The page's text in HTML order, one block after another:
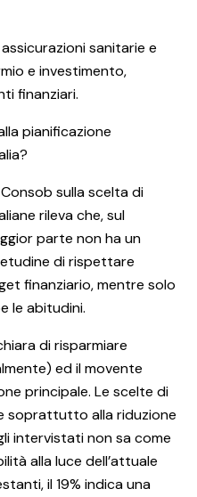
sanitarie e
e investimento,
finanziari.
pianificazione
sulla scelta di
rileva che, sul
parte non ha un
di rispettare
finanziario, mentre solo
le abitudini.
di risparmiare
ed il movente
principale. Le scelte di
soprattutto alla riduzione
intervistati non sa come
alla luce dell’attuale
il 19% indica una